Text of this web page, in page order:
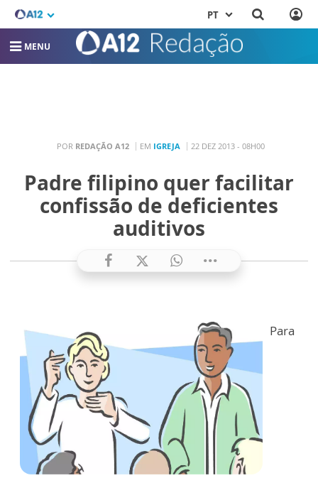
PT
MENU
POR REDAÇÃO A12 EM IGREJA 22 DEZ 2013 - 08H00
Padre filipino quer facilitar
confissão de deficientes
auditivos
Para